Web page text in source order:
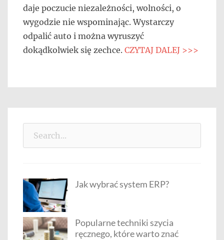
daje poczucie niezależności, wolności, o
wygodzie nie wspominając. Wystarczy
odpalić auto i można wyruszyć
dokądkolwiek się zechce. CZYTAJ DALEJ >>>
Jak wybrać system ERP?
Popularne techniki szycia
ręcznego, które warto znać